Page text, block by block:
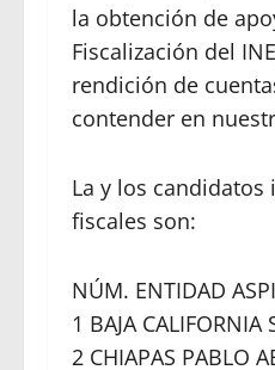
la obtención de
Fiscalización del
rendición de
contender en
La y los
fiscales son:
NÚM. ENTIDAD
1 BAJA CALIFORNIA
2 CHIAPAS PABLO